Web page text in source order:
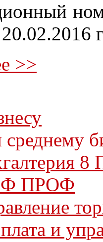
>>
ПРОФ
и